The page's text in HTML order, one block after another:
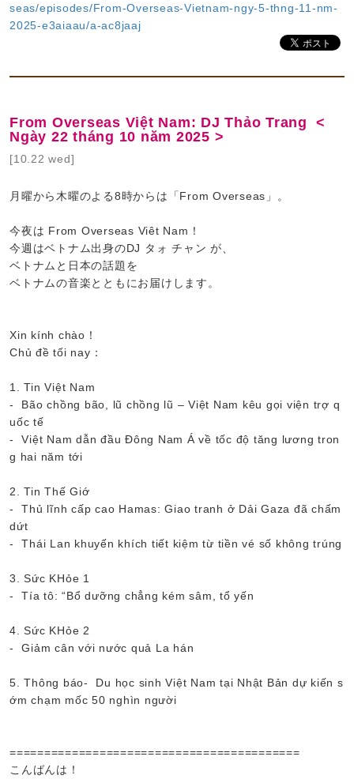
seas/episodes/From-Overseas-Vietnam-ngy-5-thng-11-nm-
2025-e3aiaau/a-ac8jaaj
From Overseas Việt Nam: DJ Thảo Trang <
Ngày 22 tháng 10 năm 2025 >
[10.22 wed]
月曜から木曜のよる8時からは「From Overseas」。
今夜は From Overseas Viêt Nam！
今週はベトナム出身のDJ タォ チャン が、
ベトナムと日本の話題を
ベトナムの音楽とともにお届けします。
Xin kính chào！
Chủ đề tối nay：
1. Tin Việt Nam
- Bão chồng bão, lũ chồng lũ – Việt Nam kêu gọi viện trợ q
uốc tế
- Việt Nam dẫn đầu Đông Nam Á về tốc độ tăng lương tron
g hai năm tới
2. Tin Thế Giớ
- Thủ lĩnh cấp cao Hamas: Giao tranh ở Dải Gaza đã chấm
dứt
- Thái Lan khuyến khích tiết kiệm từ tiền vé số không trúng
3. Sức KHỏe 1
- Tía tô: “Bổ dưỡng chẳng kém sâm, tổ yến
4. Sức KHỏe 2
- Giảm cân với nước quả La hán
5. Thông báo- Du học sinh Việt Nam tại Nhật Bản dự kiến s
ớm chạm mốc 50 nghìn người
==========================================
こんばんは！